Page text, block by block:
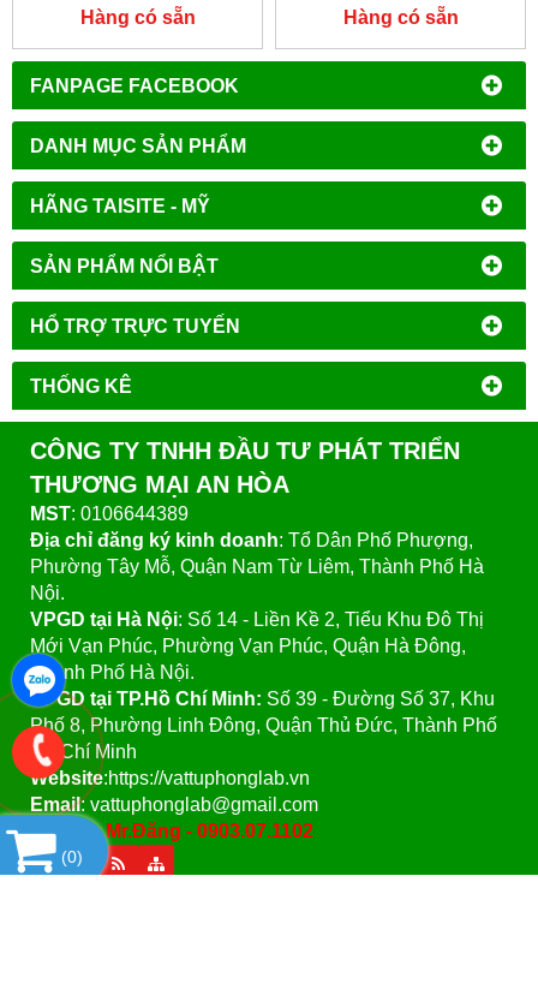
FANPAGE FACEBOOK
DANH MỤC SẢN PHẨM
HÃNG TAISITE - MỸ
SẢN PHẨM NỔI BẬT
HỔ TRỢ TRỰC TUYẾN
THỐNG KÊ
LÍT
Hàng có sẵn Hàng có sẵn
CÔNG TY TNHH ĐẦU TƯ PHÁT TRIỂN
THƯƠNG MẠI AN HÒA
MST: 0106644389
Địa chỉ đăng ký kinh doanh: Tổ Dân Phố Phượng,
Phường Tây Mỗ, Quận Nam Từ Liêm, Thành Phố Hà
Nội.
VPGD tại Hà Nội: Số 14 - Liền Kề 2, Tiểu Khu Đô Thị
Mới Vạn Phúc, Phường Vạn Phúc, Quận Hà Đông,
Thành Phố Hà Nội.
VPGD tại TP.Hồ Chí Minh: Số 39 - Đường Số 37, Khu
Phố 8, Phường Linh Đông, Quận Thủ Đức, Thành Phố
Hồ Chí Minh
Website:https://vattuphonglab.vn
Email: vattuphonglab@gmail.com
Hotline: Mr.Đăng - 0903.07.1102
(0)